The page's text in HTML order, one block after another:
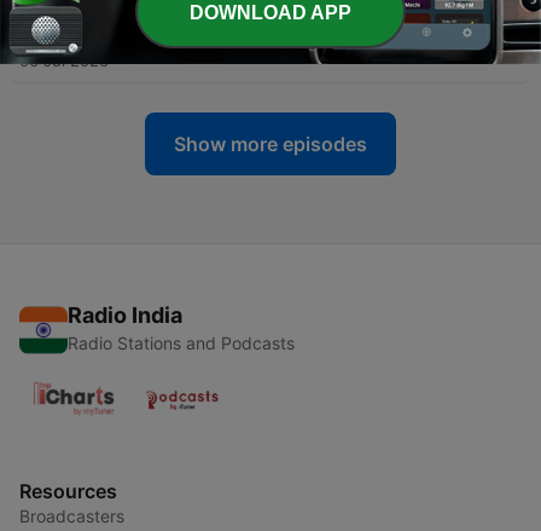
81 - കൊച്ചുപൂച്ചയെ രക്ഷിച്ച മിന്നു! - MKid | Minnu |
Kochu Poocha
06 Jul 2026
Show more episodes
Radio India
Radio Stations and Podcasts
Resources
Broadcasters
DOWNLOAD APP